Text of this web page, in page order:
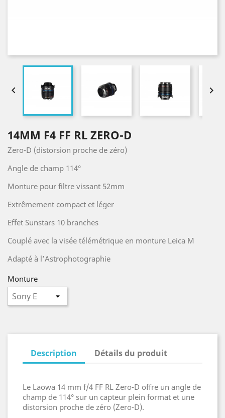
 
14MM F4 FF RL ZERO-D
Zero-D (distorsion proche de zéro)
Angle de champ 114°
Monture pour filtre vissant 52mm
Extrêmement compact et léger
Effet Sunstars 10 branches
Couplé avec la visée télémétrique en monture Leica M
Adapté à l’Astrophotographie
Monture
Description Détails du produit
Le Laowa 14 mm f/4 FF RL Zero-D offre un angle de
champ de 114° sur un capteur plein format et une
distorsion proche de zéro (Zero-D).